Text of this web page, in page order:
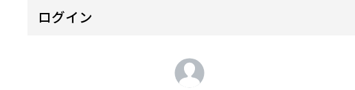
ログイン